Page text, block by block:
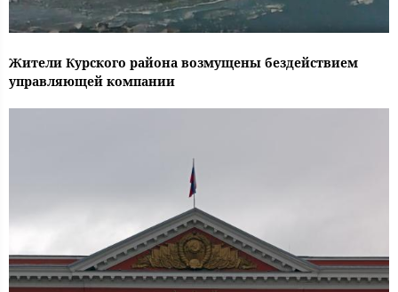
Жители Курского района возмущены бездействием
управляющей компании